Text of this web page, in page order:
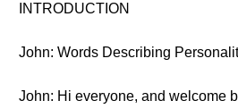
INTRODUCTION
John: Words Describing
John: Hi everyone, and welcome